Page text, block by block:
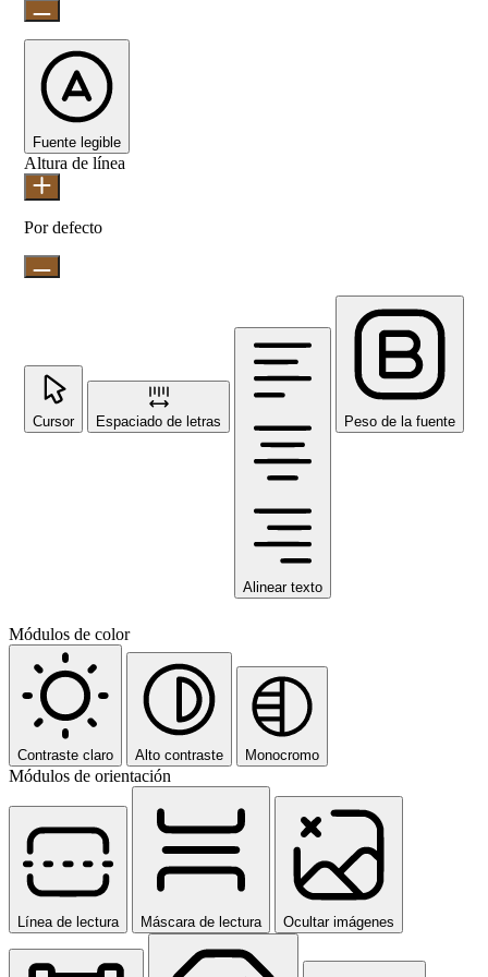
Fuente legible
Altura de línea
Por defecto
Cursor Espaciado de letras
Alinear texto
Peso de la fuente
Módulos de color
Contraste claro Alto contraste Monocromo
Módulos de orientación
Línea de lectura Máscara de lectura Ocultar imágenes